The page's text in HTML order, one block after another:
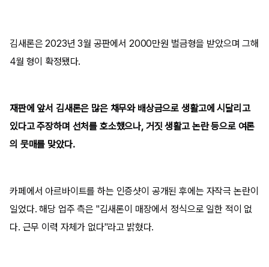
김새론은 2023년 3월 공판에서 2000만원 벌금형을 받았으며 그해
4월 형이 확정됐다.
재판에 앞서 김새론은 많은 채무와 배상금으로 생활고에 시달리고
있다고 주장하며 선처를 호소했으나, 거짓 생활고 논란 등으로 여론
의 뭇매를 맞았다.
카페에서 아르바이트를 하는 인증샷이 공개된 후에는 자작극 논란이
일었다. 해당 업주 측은 "김새론이 매장에서 정식으로 일한 적이 없
다. 근무 이력 자체가 없다"라고 밝혔다.